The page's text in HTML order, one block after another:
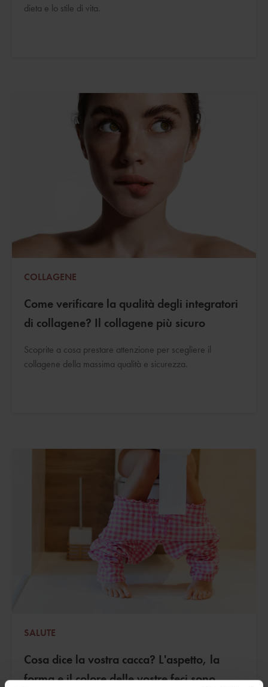
dieta e lo stile di vita.
COLLAGENE
Come verificare la qualità degli integratori
di collagene? Il collagene più sicuro
Scoprite a cosa prestare attenzione per scegliere il
collagene della massima qualità e sicurezza.
SALUTE
Cosa dice la vostra cacca? L'aspetto, la
forma e il colore delle vostre feci sono